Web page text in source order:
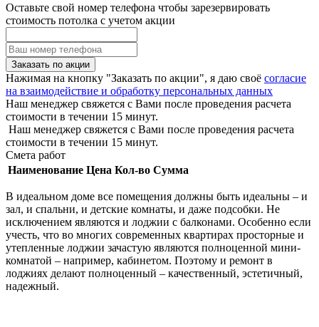
Оставьте свой номер телефона чтобы зарезервировать
стоимость потолка с учетом акции
Заказать по акции
Нажимая на кнопку "Заказать по акции", я даю своё согласие
на взаимодействие и обработку персональных данных
Наш менеджер свяжется с Вами после проведения расчета
стоимости в течении 15 минут.
Наш менеджер свяжется с Вами после проведения расчета
стоимости в течении 15 минут.
Смета работ
Наименование Цена Кол-во Сумма
В идеальном доме все помещения должны быть идеальны – и
зал, и спальни, и детские комнаты, и даже подсобки. Не
исключением являются и лоджии с балконами. Особенно если
учесть, что во многих современных квартирах просторные и
утепленные лоджии зачастую являются полноценной мини-
комнатой – например, кабинетом. Поэтому и ремонт в
лоджиях делают полноценный – качественный, эстетичный,
надежный.